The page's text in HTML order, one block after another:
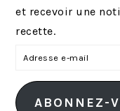
et recevoir une
recette.
r
ABONNEZ-